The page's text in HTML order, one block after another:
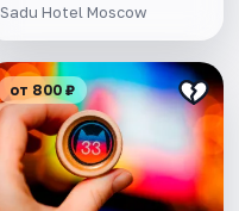
Sadu Hotel Moscow
от 800 ₽